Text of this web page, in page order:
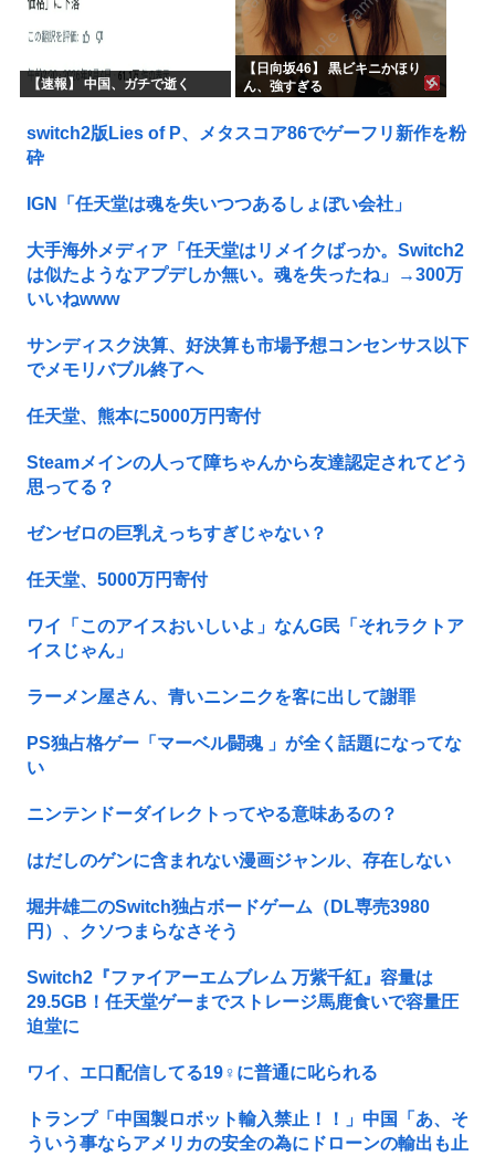
【速報】 中国、ガチで逝く
【日向坂46】 黒ビキニかほり
ん、強すぎる
switch2版Lies of P、メタスコア86でゲーフリ新作を粉
砕
IGN「任天堂は魂を失いつつあるしょぼい会社」
大手海外メディア「任天堂はリメイクばっか。Switch2
は似たようなアプデしか無い。魂を失ったね」→300万
いいねwww
サンディスク決算、好決算も市場予想コンセンサス以下
でメモリバブル終了へ
任天堂、熊本に5000万円寄付
Steamメインの人って障ちゃんから友達認定されてどう
思ってる？
ゼンゼロの巨乳えっちすぎじゃない？
任天堂、5000万円寄付
ワイ「このアイスおいしいよ」なんG民「それラクトア
イスじゃん」
ラーメン屋さん、青いニンニクを客に出して謝罪
PS独占格ゲー「マーベル闘魂 」が全く話題になってな
い
ニンテンドーダイレクトってやる意味あるの？
はだしのゲンに含まれない漫画ジャンル、存在しない
堀井雄二のSwitch独占ボードゲーム（DL専売3980
円）、クソつまらなさそう
Switch2『ファイアーエムブレム 万紫千紅』容量は
29.5GB！任天堂ゲーまでストレージ馬鹿食いで容量圧
迫堂に
ワイ、エ口配信してる19♀に普通に叱られる
トランプ「中国製ロボット輸入禁止！！」中国「あ、そ
ういう事ならアメリカの安全の為にドローンの輸出も止